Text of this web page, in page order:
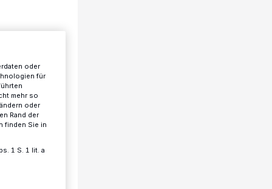
oder
für
mehr so
oder
Rand der
finden Sie in
1 S. 1 lit. a